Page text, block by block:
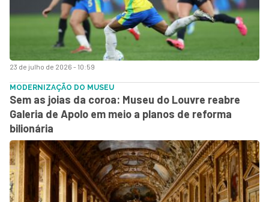
23 de julho de 2026 - 10:59
MODERNIZAÇÃO DO MUSEU
Sem as joias da coroa: Museu do Louvre reabre
Galeria de Apolo em meio a planos de reforma
bilionária